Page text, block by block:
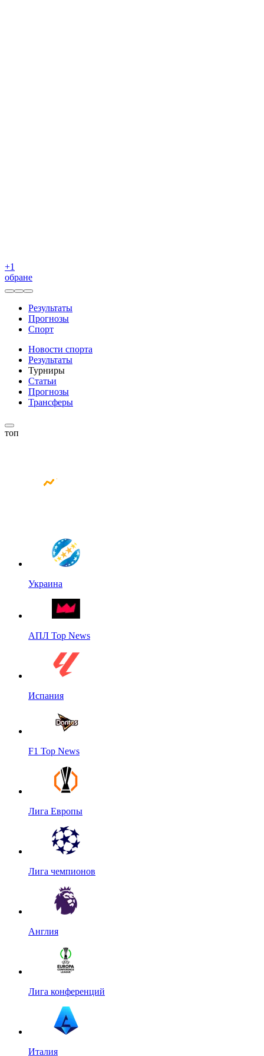
+1
обране
Результаты
Прогнозы
Спорт
Новости спорта
Результаты
Турниры
Статьи
Прогнозы
Трансферы
топ
Украина
АПЛ Top News
Испания
F1 Top News
Лига Европы
Лига чемпионов
Англия
Лига конференций
Италия